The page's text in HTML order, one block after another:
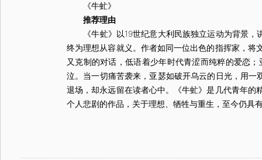
《牛虻》
推荐理由
《牛虻》以19世纪意大利民族独立运动为背景，
终为理想从容就义。作者如同一位出色的指挥家，
又克制的对话，低语着少年时代青涩而纯粹的爱恋
泣。当一切痛苦袭来，亚瑟如破开乌云的日光，用一
退场，却永远留在读者心中。《牛虻》是几代青年
个人悲剧的作品，关于理想、牺牲与重生，至今仍具